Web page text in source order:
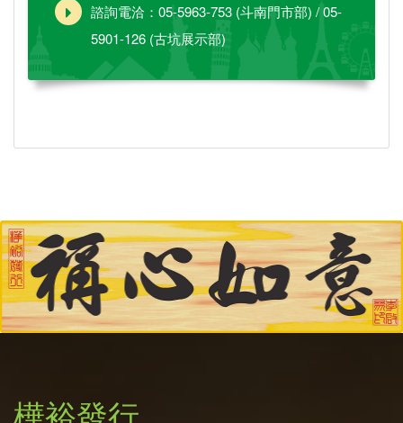
諮詢電洽：05-5963-753 (斗南門市部) / 05-
5901-126 (古坑展示部)
樺裕發行